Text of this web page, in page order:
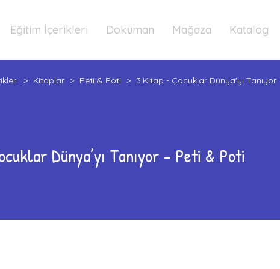
Eğitim İçerikleri Doküman Mağaza Katalog
> Kitaplar > Peti & Poti > 3.Kitap - Çocuklar Dünya'yı Tanıyor
Dünya’yı Tanıyor – Peti & Poti